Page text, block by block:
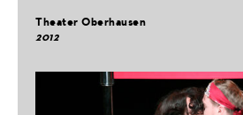
Theater Oberhausen
2012